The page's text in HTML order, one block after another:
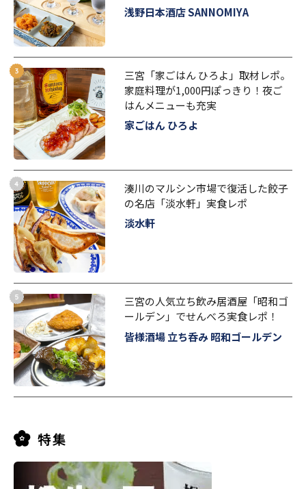
浅野日本酒店 SANNOMIYA
三宮「家ごはん ひろよ」取材レポ。
家庭料理が1,000円ぽっきり！夜ご
はんメニューも充実
家ごはん ひろよ
湊川のマルシン市場で復活した餃子
の名店「淡水軒」実食レポ
淡水軒
三宮の人気立ち飲み居酒屋「昭和ゴ
ールデン」でせんべろ実食レポ！
皆様酒場 立ち呑み 昭和ゴールデン